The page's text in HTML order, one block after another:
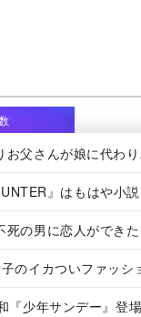
お父さんが娘に代わ
』はもはや小
死の男に恋人ができた
子のイカついファッシ
『少年サンデー』登場